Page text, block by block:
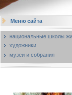
Меню сайта
национальные школы
художники
музеи и собрания